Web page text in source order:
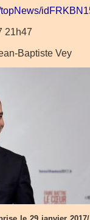
21h47
Baptiste Vey